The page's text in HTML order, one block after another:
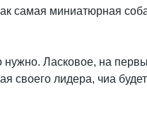
самая миниатюрная
нужно. Ласковое, на
своего лидера, чиа